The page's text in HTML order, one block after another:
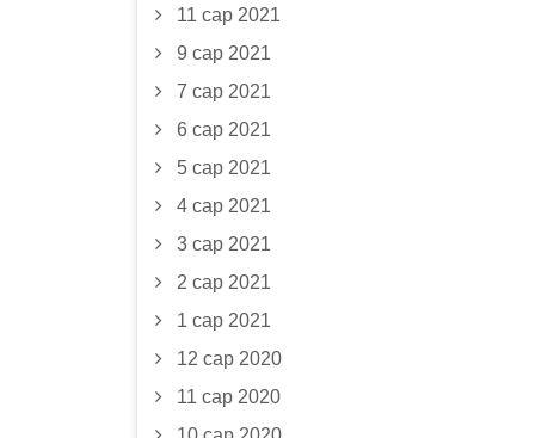
11 сар 2021
9 сар 2021
7 сар 2021
6 сар 2021
5 сар 2021
4 сар 2021
3 сар 2021
2 сар 2021
1 сар 2021
12 сар 2020
11 сар 2020